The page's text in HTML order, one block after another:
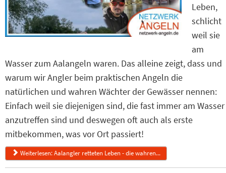
Leben,
schlicht
weil sie
am
Wasser zum Aalangeln waren. Das alleine zeigt, dass und
warum wir Angler beim praktischen Angeln die
natürlichen und wahren Wächter der Gewässer nennen:
Einfach weil sie diejenigen sind, die fast immer am Wasser
anzutreffen sind und deswegen oft auch als erste
mitbekommen, was vor Ort passiert!
Weiterlesen: Aalangler retteten Leben - die wahren...